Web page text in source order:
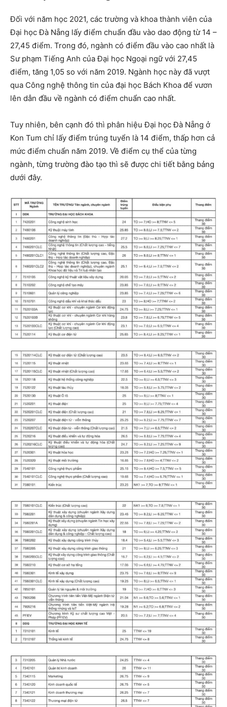
Đối với năm học 2021, các trường và khoa thành viên của
Đại học Đà Nẵng lấy điểm chuẩn đầu vào dao động từ 14 –
27,45 điểm. Trong đó, ngành có điểm đầu vào cao nhất là
Sư phạm Tiếng Anh của Đại học Ngoại ngữ với 27,45
điểm, tăng 1,05 so với năm 2019. Ngành học này đã vượt
qua Công nghệ thông tin của đại học Bách Khoa để vươn
lên dẫn đầu về ngành có điểm chuẩn cao nhất.
Tuy nhiên, bên cạnh đó thì phân hiệu Đại học Đà Nẵng ở
Kon Tum chỉ lấy điểm trúng tuyển là 14 điểm, thấp hơn cả
mức điểm chuẩn năm 2019. Về điểm cụ thể của từng
ngành, từng trường đào tạo thì sẽ được chi tiết bằng bảng
dưới đây.